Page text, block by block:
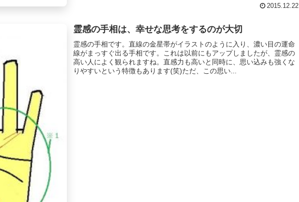
2015.12.22
霊感の手相は、幸せな思考をするのが大切
霊感の手相です。直線の金星帯がイラストのように入り、濃い目の運命
線がまっすぐ出る手相です。これは以前にもアップしましたが、霊感の
高い人によく観られますね。直感力も高いと同時に、思い込みも強くな
りやすいという特徴もあります(笑)ただ、この思い...